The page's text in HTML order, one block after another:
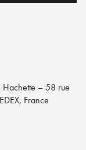
Hachette – 58 rue
France